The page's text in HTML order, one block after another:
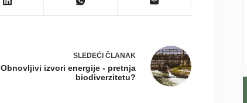
SLEDEĆI ČLANAK
Obnovljivi izvori energije - pretnja
biodiverzitetu?